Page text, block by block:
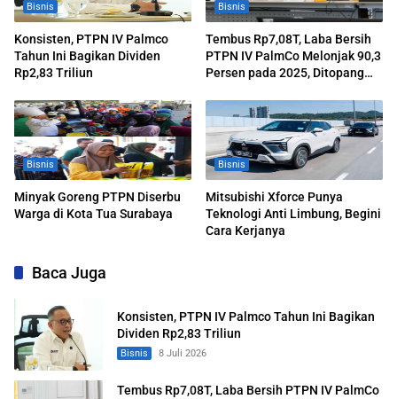
Bisnis
Konsisten, PTPN IV Palmco
Tahun Ini Bagikan Dividen
Rp2,83 Triliun
Bisnis
Tembus Rp7,08T, Laba Bersih
PTPN IV PalmCo Melonjak 90,3
Persen pada 2025, Ditopang
Bisnis
Minyak Goreng PTPN Diserbu
Warga di Kota Tua Surabaya
Bisnis
Mitsubishi Xforce Punya
Teknologi Anti Limbung, Begini
Cara Kerjanya
Baca Juga
Konsisten, PTPN IV Palmco Tahun Ini Bagikan
Dividen Rp2,83 Triliun
Bisnis 8 Juli 2026
Tembus Rp7,08T, Laba Bersih PTPN IV PalmCo